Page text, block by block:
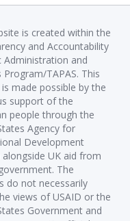
is created within the
and Accountability
Administration and
Program/TAPAS. This
made possible by the
support of the
people through the
Agency for
Development
alongside UK aid from
The
do not necessarily
views of USAID or the
Government and